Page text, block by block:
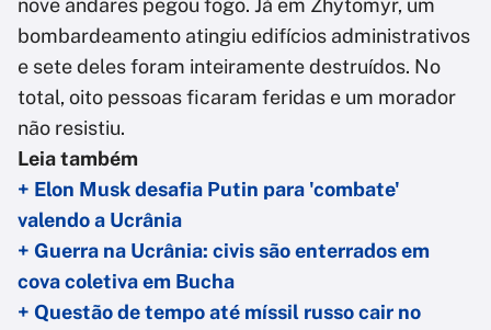
nove andares pegou fogo. Já em Zhytomyr, um
bombardeamento atingiu edifícios administrativos
e sete deles foram inteiramente destruídos. No
total, oito pessoas ficaram feridas e um morador
não resistiu.
Leia também
+ Elon Musk desafia Putin para 'combate'
valendo a Ucrânia
+ Guerra na Ucrânia: civis são enterrados em
cova coletiva em Bucha
+ Questão de tempo até míssil russo cair no